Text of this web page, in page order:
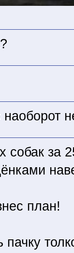
собак за
план!